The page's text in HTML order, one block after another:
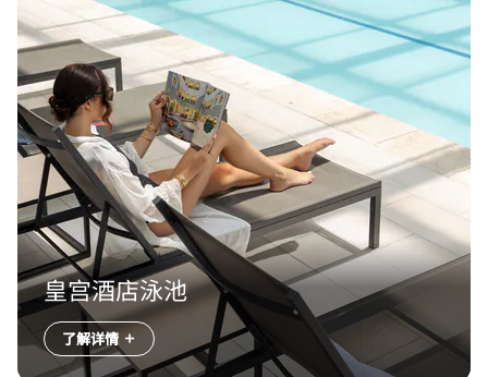
皇宫酒店泳池
了解详情